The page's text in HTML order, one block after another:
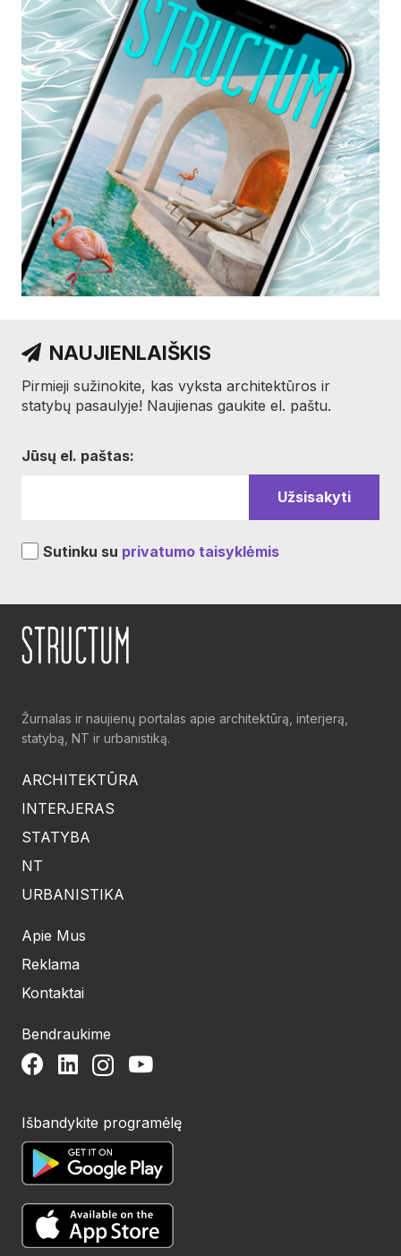
NAUJIENLAIŠKIS
Pirmieji sužinokite, kas vyksta architektūros ir
statybų pasaulyje! Naujienas gaukite el. paštu.
Jūsų el. paštas:
Sutinku su privatumo taisyklėmis
Žurnalas ir naujienų portalas apie architektūrą, interjerą,
statybą, NT ir urbanistiką.
ARCHITEKTŪRA
INTERJERAS
STATYBA
NT
URBANISTIKA
Apie Mus
Reklama
Kontaktai
Bendraukime
Išbandykite programėlę